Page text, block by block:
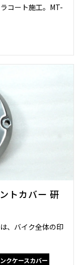
コート施工。MT-
トカバー 研
、バイク全体の印
クケースカバー